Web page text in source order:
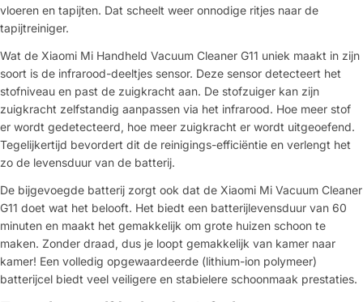
vloeren en tapijten. Dat scheelt weer onnodige ritjes naar de
tapijtreiniger.
Wat de Xiaomi Mi Handheld Vacuum Cleaner G11 uniek maakt in zijn
soort is de infrarood-deeltjes sensor. Deze sensor detecteert het
stofniveau en past de zuigkracht aan. De stofzuiger kan zijn
zuigkracht zelfstandig aanpassen via het infrarood. Hoe meer stof
er wordt gedetecteerd, hoe meer zuigkracht er wordt uitgeoefend.
Tegelijkertijd bevordert dit de reinigings-efficiëntie en verlengt het
zo de levensduur van de batterij.
De bijgevoegde batterij zorgt ook dat de Xiaomi Mi Vacuum Cleaner
G11 doet wat het belooft. Het biedt een batterijlevensduur van 60
minuten en maakt het gemakkelijk om grote huizen schoon te
maken. Zonder draad, dus je loopt gemakkelijk van kamer naar
kamer! Een volledig opgewaardeerde (lithium-ion polymeer)
batterijcel biedt veel veiligere en stabielere schoonmaak prestaties.